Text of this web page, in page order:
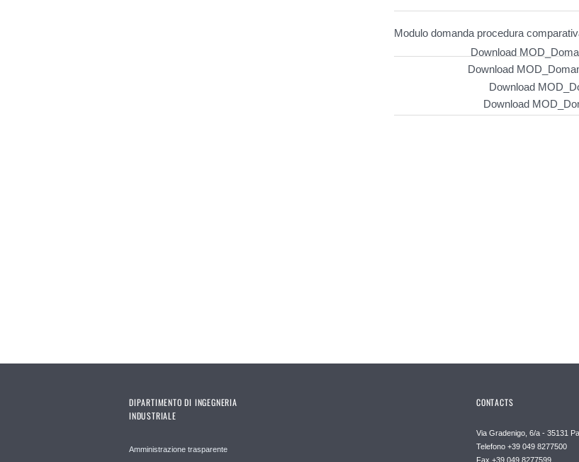
Modulo domanda procedura
Download
Download
Download
Download
DIPARTIMENTO DI INGEGNERIA
INDUSTRIALE
Amministrazione trasparente
CONTACTS
Via Gradenigo, 6/a - 35131
Telefono +39 049 8277500
Fax +39 049 8277599